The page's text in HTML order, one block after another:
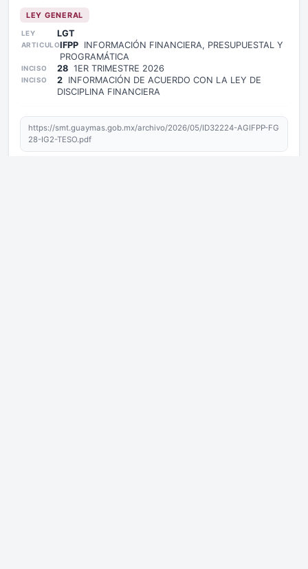
LEY GENERAL
LEY LGT
ARTICULOIFPP INFORMACIÓN FINANCIERA, PRESUPUESTAL Y
PROGRAMÁTICA
INCISO 28 1ER TRIMESTRE 2026
INCISO 2
INFORMACIÓN DE ACUERDO CON LA LEY DE
DISCIPLINA FINANCIERA
https://smt.guaymas.gob.mx/archivo/2026/05/ID32224-AGIFPP-FG
28-IG2-TESO.pdf